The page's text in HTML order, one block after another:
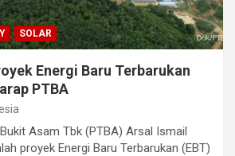
SOLAR
Energi Baru Terbarukan
PTBA
Asam Tbk (PTBA) Arsal Ismail
proyek Energi Baru Terbarukan (EBT)